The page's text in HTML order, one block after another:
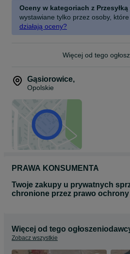
Oceny w kategoriach z
wystawiane tylko przez osoby, które
działają oceny?
Więcej od tego
Gąsiorowice,
Opolskie
PRAWA KONSUMENTA
Twoje zakupy u prywatnych
chronione przez prawo
Więcej od tego
Zobacz wszystkie